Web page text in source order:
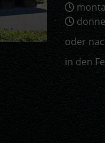
oder
in den